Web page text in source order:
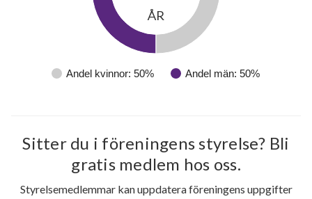
Andel kvinnor: 50% Andel män: 50%
ÅR
Sitter du i föreningens styrelse? Bli
gratis medlem hos oss.
Styrelsemedlemmar kan uppdatera föreningens uppgifter